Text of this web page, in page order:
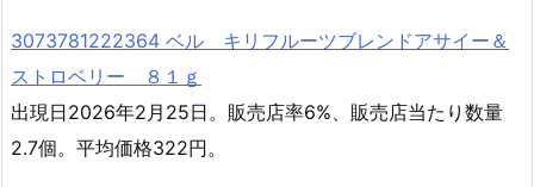
3073781222364 ベル キリフルーツブレンドアサイー＆
ストロベリー ８１ｇ
出現日2026年2月25日。販売店率6%、販売店当たり数量
2.7個。平均価格322円。